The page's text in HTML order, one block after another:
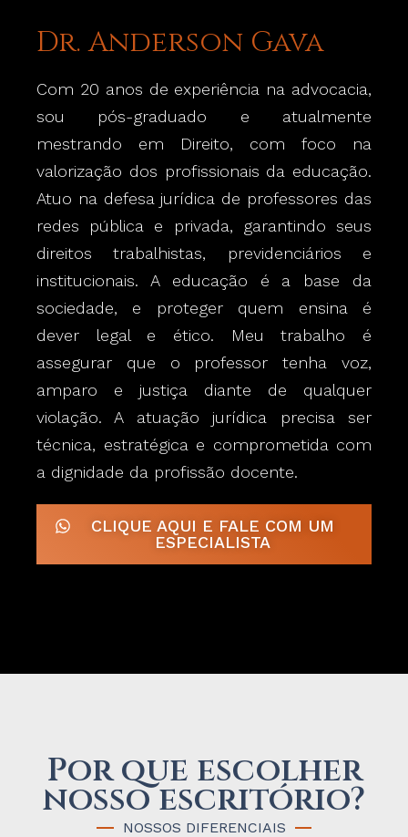
Dr. Anderson Gava
Com 20 anos de experiência na advocacia,
sou pós-graduado e atualmente
mestrando em Direito, com foco na
valorização dos profissionais da educação.
Atuo na defesa jurídica de professores das
redes pública e privada, garantindo seus
direitos trabalhistas, previdenciários e
institucionais. A educação é a base da
sociedade, e proteger quem ensina é
dever legal e ético. Meu trabalho é
assegurar que o professor tenha voz,
amparo e justiça diante de qualquer
violação. A atuação jurídica precisa ser
técnica, estratégica e comprometida com
a dignidade da profissão docente.
CLIQUE AQUI E FALE COM UM
ESPECIALISTA
Por que escolher
nosso escritório?
NOSSOS DIFERENCIAIS